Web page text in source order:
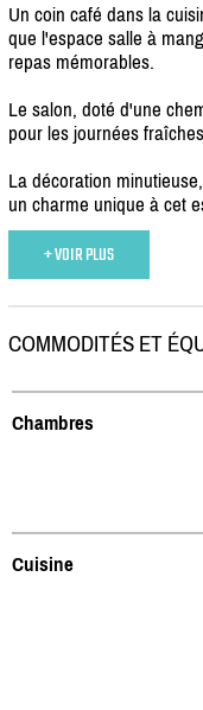
Un coin café dans la
que l'espace salle à
repas mémorables.
Le salon, doté d'une
pour les journées
La décoration
un charme unique à cet
+ VOIR PLUS
COMMODITÉS ET
Chambres
Cuisine